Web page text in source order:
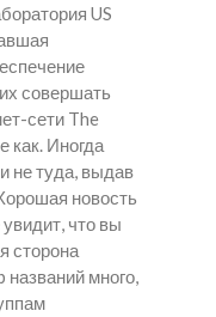
US
совершать
сети The
как. Иногда
не туда, выдав
новость
что вы
сторона
названий много,